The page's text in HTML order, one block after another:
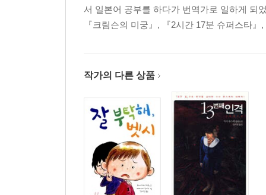
서 일본어 공부를 하다가 번역가로 일하게 되
『크림슨의 미궁』, 『2시간 17분 슈퍼스타
작가의 다른 상품